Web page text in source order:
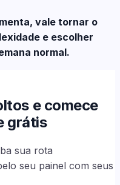
vale tornar o
e escolher
normal.
e comece
grátis
sua rota
seu painel com seus